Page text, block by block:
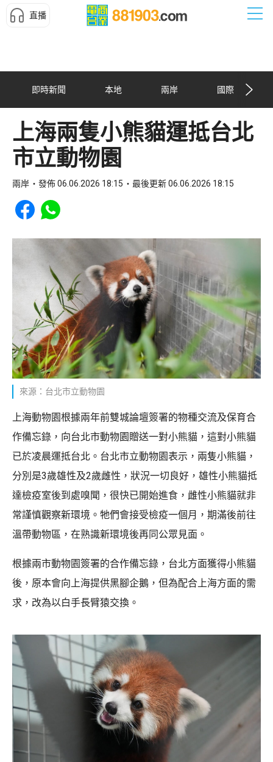
直播
即時新聞 本地 兩岸 國際
上海兩隻小熊貓運抵台北
市立動物園
兩岸 發佈 06.06.2026 18:15 最後更新 06.06.2026 18:15
Share to Facebook
Share to WhatsApp
來源：台北市立動物園
上海動物園根據兩年前雙城論壇簽署的物種交流及保育合
作備忘錄，向台北市動物園贈送一對小熊貓，這對小熊貓
已於凌晨運抵台北。台北市立動物園表示，兩隻小熊貓，
分別是3歲雄性及2歲雌性，狀況一切良好，雄性小熊貓抵
達檢疫室後到處嗅聞，很快已開始進食，雌性小熊貓就非
常謹慎觀察新環境。牠們會接受檢疫一個月，期滿後前往
溫帶動物區，在熟識新環境後再同公眾見面。
根據兩市動物園簽署的合作備忘錄，台北方面獲得小熊貓
後，原本會向上海提供黑腳企鵝，但為配合上海方面的需
求，改為以白手長臂猿交換。